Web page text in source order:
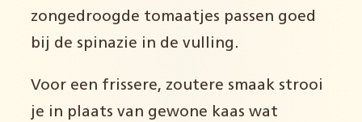
zongedroogde tomaatjes passen goed
bij de spinazie in de vulling.
Voor een frissere, zoutere smaak strooi
je in plaats van gewone kaas wat